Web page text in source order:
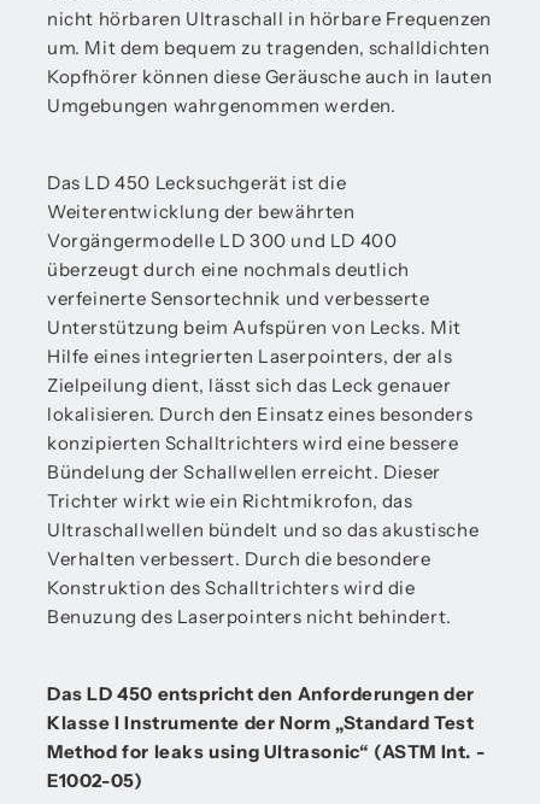
nicht hörbaren Ultraschall in hörbare Frequenzen
um. Mit dem bequem zu tragenden, schalldichten
Kopfhörer können diese Geräusche auch in lauten
Umgebungen wahrgenommen werden.
Das LD 450 Lecksuchgerät ist die
Weiterentwicklung der bewährten
Vorgängermodelle LD 300 und LD 400
überzeugt durch eine nochmals deutlich
verfeinerte Sensortechnik und verbesserte
Unterstützung beim Aufspüren von Lecks. Mit
Hilfe eines integrierten Laserpointers, der als
Zielpeilung dient, lässt sich das Leck genauer
lokalisieren. Durch den Einsatz eines besonders
konzipierten Schalltrichters wird eine bessere
Bündelung der Schallwellen erreicht. Dieser
Trichter wirkt wie ein Richtmikrofon, das
Ultraschallwellen bündelt und so das akustische
Verhalten verbessert. Durch die besondere
Konstruktion des Schalltrichters wird die
Benuzung des Laserpointers nicht behindert.
Das LD 450 entspricht den Anforderungen der
Klasse I Instrumente der Norm „Standard Test
Method for leaks using Ultrasonic“ (ASTM Int. -
E1002-05)